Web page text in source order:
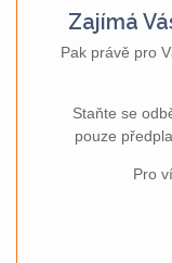
Zajímá
Pak právě pro
Staňte se
pouze
Pro